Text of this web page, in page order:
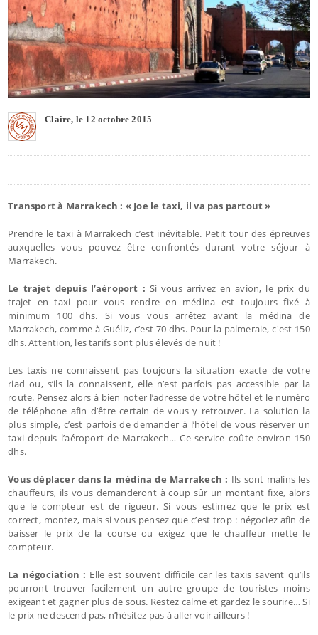
Claire, le 12 octobre 2015
Transport à Marrakech : « Joe le taxi, il va pas partout »
Prendre le taxi à Marrakech c’est inévitable. Petit tour des épreuves
auxquelles vous pouvez être confrontés durant votre séjour à
Marrakech.
Le trajet depuis l’aéroport : Si vous arrivez en avion, le prix du
trajet en taxi pour vous rendre en médina est toujours fixé à
minimum 100 dhs. Si vous vous arrêtez avant la médina de
Marrakech, comme à Guéliz, c’est 70 dhs. Pour la palmeraie, c'est 150
dhs. Attention, les tarifs sont plus élevés de nuit !
Les taxis ne connaissent pas toujours la situation exacte de votre
riad ou, s’ils la connaissent, elle n’est parfois pas accessible par la
route. Pensez alors à bien noter l’adresse de votre hôtel et le numéro
de téléphone afin d’être certain de vous y retrouver. La solution la
plus simple, c’est parfois de demander à l’hôtel de vous réserver un
taxi depuis l’aéroport de Marrakech… Ce service coûte environ 150
dhs.
Vous déplacer dans la médina de Marrakech : Ils sont malins les
chauffeurs, ils vous demanderont à coup sûr un montant fixe, alors
que le compteur est de rigueur. Si vous estimez que le prix est
correct, montez, mais si vous pensez que c’est trop : négociez afin de
baisser le prix de la course ou exigez que le chauffeur mette le
compteur.
La négociation : Elle est souvent difficile car les taxis savent qu’ils
pourront trouver facilement un autre groupe de touristes moins
exigeant et gagner plus de sous. Restez calme et gardez le sourire… Si
le prix ne descend pas, n’hésitez pas à aller voir ailleurs !